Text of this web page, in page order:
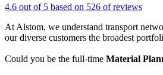
4.6 out of 5 based on 526 of reviews
At Alstom, we understand transport
our diverse customers the broadest
Could you be the full-time Material